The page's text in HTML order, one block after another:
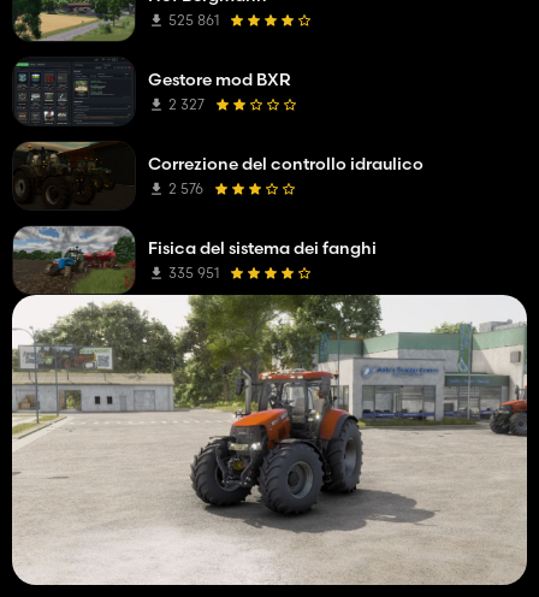
525 861
Gestore mod BXR
2 327
Correzione del controllo idraulico
2 576
Fisica del sistema dei fanghi
335 951